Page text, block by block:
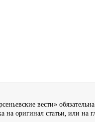
вести»
на оригинал статьи, или на